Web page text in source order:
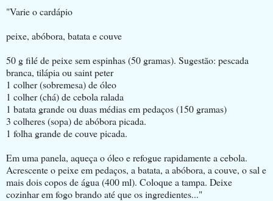
"Varie o cardápio
peixe, abóbora, batata e couve
50 g filé de peixe sem espinhas (50 gramas). Sugestão: pescada
branca, tilápia ou saint peter
1 colher (sobremesa) de óleo
1 colher (chá) de cebola ralada
1 batata grande ou duas médias em pedaços (150 gramas)
3 colheres (sopa) de abóbora picada.
1 folha grande de couve picada.
Em uma panela, aqueça o óleo e refogue rapidamente a cebola.
Acrescente o peixe em pedaços, a batata, a abóbora, a couve, o sal e
mais dois copos de água (400 ml). Coloque a tampa. Deixe
cozinhar em fogo brando até que os ingredientes..."